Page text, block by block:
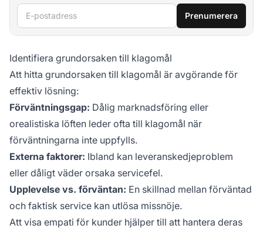
E-postadress Prenumerera
Identifiera grundorsaken till klagomål
Att hitta grundorsaken till klagomål är avgörande för
effektiv lösning:
Förväntningsgap: Dålig marknadsföring eller
orealistiska löften leder ofta till klagomål när
förväntningarna inte uppfylls.
Externa faktorer: Ibland kan leveranskedjeproblem
eller dåligt väder orsaka servicefel.
Upplevelse vs. förväntan: En skillnad mellan förväntad
och faktisk service kan utlösa missnöje.
Att visa empati för kunder hjälper till att hantera deras